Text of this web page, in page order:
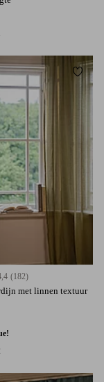
met linnen textuur
182 beoordelingen
(182)